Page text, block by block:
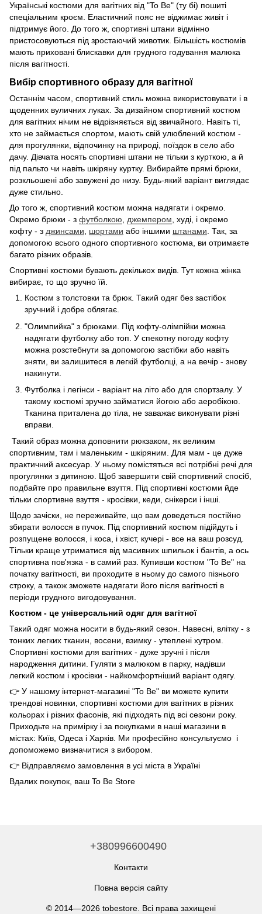
Українські костюми для вагітних від "To Be" (ту бі) пошиті
спеціальним кроєм. Еластичний пояс не віджимає живіт і
підтримує його. До того ж, спортивні штани відмінно
пристосовуються під зростаючий животик. Більшість костюмів
мають приховані блискавки для грудного годування малюка
після вагітності.
Вибір спортивного образу для вагітної
Останнім часом, спортивний стиль можна використовувати і в
щоденних вуличних луках. За дизайном спортивний костюм
для вагітних нічим не відрізняється від звичайного. Навіть ті,
хто не займається спортом, мають свій улюблений костюм -
для прогулянки, відпочинку на природі, поїздок в село або
дачу. Дівчата носять спортивні штани не тільки з курткою, а й
під пальто чи навіть шкіряну куртку. Вибирайте прямі брюки,
розкльошені або завужені до низу. Будь-який варіант виглядає
дуже стильно.
До того ж, спортивний костюм можна надягати і окремо.
Окремо брюки - з футболкою джемпером , худі, і окремо
кофту - з джинсами шортами або іншими штанами . Так, за
допомогою всього одного спортивного костюма, ви отримаєте
багато різних образів.
Спортивні костюми бувають декількох видів. Тут кожна жінка
вибирає, то що зручно їй.
Костюм з толстовки та брюк. Такий одяг без застібок
зручний і добре облягає.
"Олимпийка" з брюками. Під кофту-олімпійки можна
надягати футболку або топ. У спекотну погоду кофту
можна розстебнути за допомогою застібки або навіть
зняти, ви залишитеся в легкій футболці, а на вечір - знову
накинути.
Футболка і легінси - варіант на літо або для спортзалу. У
такому костюмі зручно займатися йогою або аеробікою.
Тканина приталена до тіла, не заважає виконувати різні
вправи.
Такий образ можна доповнити рюкзаком, як великим
спортивним, там і маленьким - шкіряним. Для мам - це дуже
практичний аксесуар. У ньому помістяться всі потрібні речі для
прогулянки з дитиною. Щоб завершити свій спортивний спосіб,
подбайте про правильне взуття. Під спортивні костюми йде
тільки спортивне взуття - кросівки, кеди, снікерси і інші.
Щодо зачіски, не переживайте, що вам доведеться постійно
збирати волосся в пучок. Під спортивний костюм підійдуть і
розпущене волосся, і коса, і хвіст, кучері - все на ваш розсуд.
Тільки краще утриматися від масивних шпильок і бантів, а ось
спортивна пов'язка - в самий раз. Купивши костюм "To Be" на
початку вагітності, ви проходите в ньому до самого пізнього
строку, а також зможете надягати його після вагітності в
періоди грудного вигодовування.
Костюм - це універсальний одяг для вагітної
Такий одяг можна носити в будь-який сезон. Навесні, влітку - з
тонких легких тканин, восени, взимку - утеплені хутром.
Спортивні костюми для вагітних - дуже зручні і після
народження дитини. Гуляти з малюком в парку, надівши
легкий костюм і кросівки - найкомфортніший варіант одягу.
👉 У нашому інтернет-магазині "To Be" ви можете купити
трендові новинки, спортивні костюми для вагітних в різних
кольорах і різних фасонів, які підходять під всі сезони року.
Приходьте на примірку і за покупками в наші магазини в
містах: Київ, Одеса і Харків. Ми професійно консультуємо і
допоможемо визначитися з вибором.
👉 Відправляємо замовлення в усі міста в Україні
Вдалих покупок, ваш To Be Store
+380996600490
Контакти
Повна версія сайту
© 2014—2026 tobestore. Всі права захищені